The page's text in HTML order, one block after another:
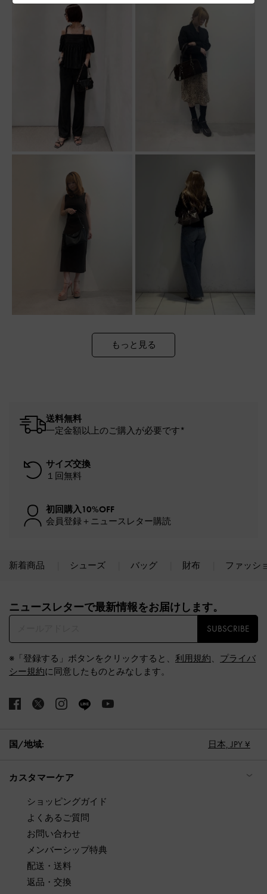
もっと見る
送料無料
一定金額以上のご購入が必要です*
サイズ交換
１回無料
初回購入10%OFF
会員登録＋ニュースレター購読
新着商品 シューズ バッグ 財布 ファッシ
ニュースレターで最新情報をお届けします。​
SUBSCRIBE
※「登録する」ボタンをクリックすると、 利用規約、 プライバ
シー規約に同意したものとみなします。
国/地域: 日本, JPY ¥
カスタマーケア
ショッピングガイド
よくあるご質問
お問い合わせ
メンバーシップ特典
配送・送料
返品・交換